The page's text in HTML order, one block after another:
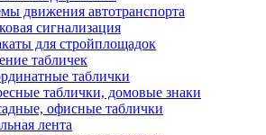
движения автотранспорта
сигнализация
для стройплощадок
табличек
таблички
таблички, домовые знаки
офисные таблички
лента